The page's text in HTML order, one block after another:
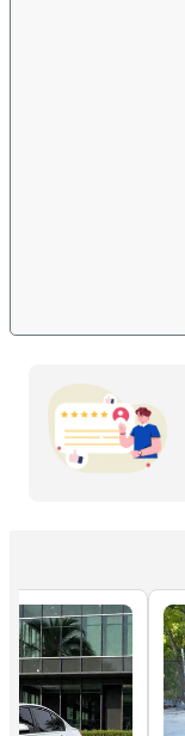
تجمع 328i بين القوة والاستجابة السلسة والتحكم المريح. يوفر المحرك
وتدوير الإطارات، والفحوصات التشخيصية في مراكز بي إم دبليو
المعتمدة، ضرورية لتحقيق الأداء الأمثل وطول عمر السيارة. يضمن
الالتزام بجدول الصيانة الموصى به الموثوقية، ويحافظ على جودة